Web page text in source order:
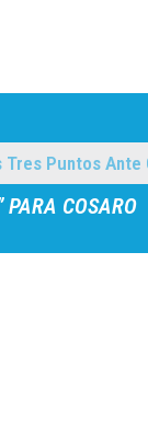
Puntos Ante
PARA COSARO